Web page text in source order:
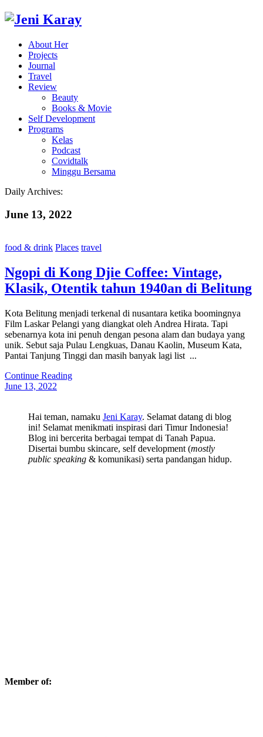
About Her
Projects
Journal
Travel
Review
Beauty
Books & Movie
Self Development
Programs
Kelas
Podcast
Covidtalk
Minggu Bersama
Daily Archives:
June 13, 2022
food & drink Places travel
Ngopi di Kong Djie Coffee: Vintage,
Klasik, Otentik tahun 1940an di Belitung
Kota Belitung menjadi terkenal di nusantara ketika boomingnya
Film Laskar Pelangi yang diangkat oleh Andrea Hirata. Tapi
sebenarnya kota ini penuh dengan pesona alam dan budaya yang
unik. Sebut saja Pulau Lengkuas, Danau Kaolin, Museum Kata,
Pantai Tanjung Tinggi dan masih banyak lagi list ...
Continue Reading
June 13, 2022
Hai teman, namaku Jeni Karay. Selamat datang di blog
ini! Selamat menikmati inspirasi dari Timur Indonesia!
Blog ini bercerita berbagai tempat di Tanah Papua.
Disertai bumbu skincare, self development (mostly
public speaking & komunikasi) serta pandangan hidup.
Member of: